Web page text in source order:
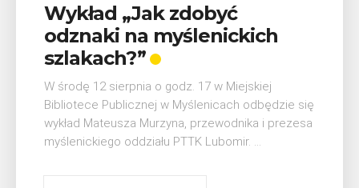
Wykład „Jak zdobyć
odznaki na myślenickich
szlakach?”
W środę 12 sierpnia o godz. 17 w Miejskiej
Bibliotece Publicznej w Myślenicach odbędzie się
wykład Mateusza Murzyna, przewodnika i prezesa
myślenickiego oddziału PTTK Lubomir. ...